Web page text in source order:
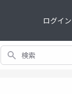
ログイン
検索